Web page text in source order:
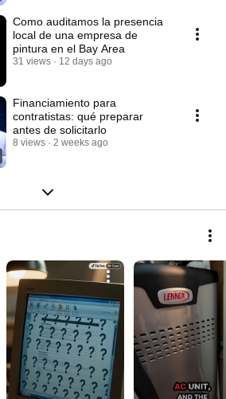
Como auditamos la presencia
local de una empresa de
pintura en el Bay Area
31 views 12 days ago
Financiamiento para
contratistas: qué preparar
antes de solicitarlo
8 views 2 weeks ago